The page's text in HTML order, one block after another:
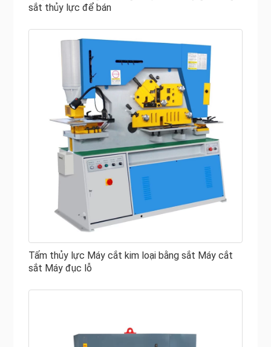
sắt thủy lực để bán
Tấm thủy lực Máy cắt kim loại bằng sắt Máy cắt
sắt Máy đục lỗ